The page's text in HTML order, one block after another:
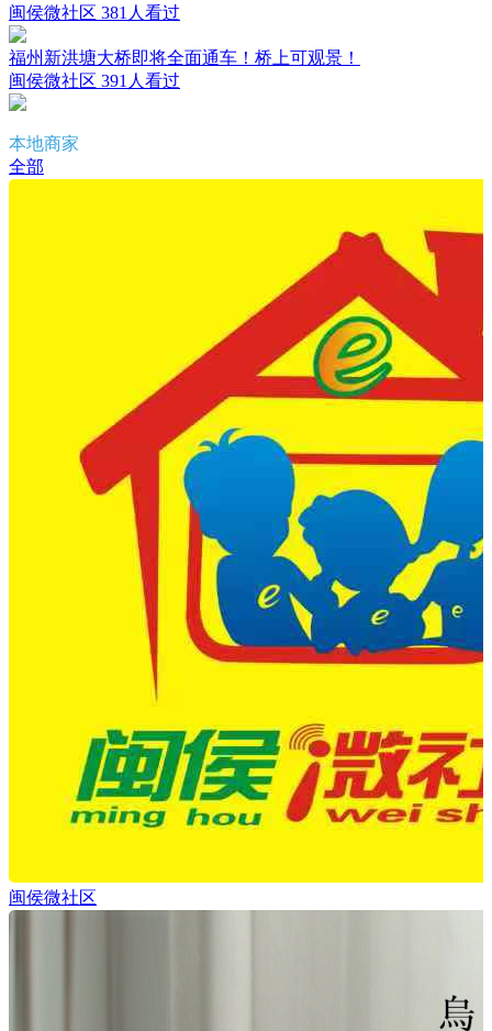
闽侯微社区 381人看过
福州新洪塘大桥即将全面通车！桥上可观景！
闽侯微社区 391人看过
本地商家
全部
闽侯微社区